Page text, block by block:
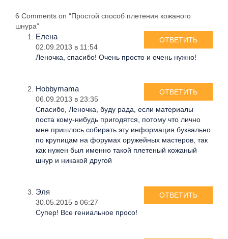
6 Comments on “Простой способ плетения кожаного
шнура”
Елена
02.09.2013 в 11:54
Леночка, спасибо! Очень просто и очень нужно!
ОТВЕТИТЬ
Hobbymama
06.09.2013 в 23:35
Спасибо, Леночка, буду рада, если материалы
поста кому-нибудь пригодятся, потому что лично
мне пришлось собирать эту информация буквально
по крупицам на форумах оружейных мастеров, так
как нужен был именно такой плетеный кожаный
шнур и никакой другой
ОТВЕТИТЬ
Эля
30.05.2015 в 06:27
Супер! Все гениальное просо!
ОТВЕТИТЬ